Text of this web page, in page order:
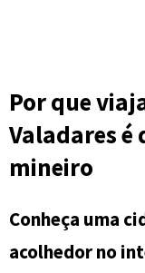
Por que
Valadares é
mineiro
Conheça uma
acolhedor no